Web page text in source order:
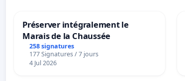
Préserver intégralement le
Marais de la Chaussée
258 signatures
177 Signatures / 7 jours
4 Jul 2026